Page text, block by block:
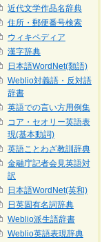
近代文学作品名辞典
住所・郵便番号検索
ウィキペディア
漢字辞典
日本語WordNet(類語)
Weblio対義語・反対語
辞書
英語での言い方用例集
コア・セオリー英語表
現(基本動詞)
英語ことわざ教訓辞典
金融庁記者会見英語対
訳
日本語WordNet(英和)
日英固有名詞辞典
Weblio派生語辞書
Weblio英語表現辞典